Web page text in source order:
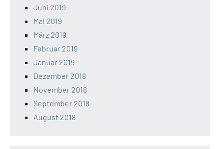
Juni 2019
Mai 2019
März 2019
Februar 2019
Januar 2019
Dezember 2018
November 2018
September 2018
August 2018